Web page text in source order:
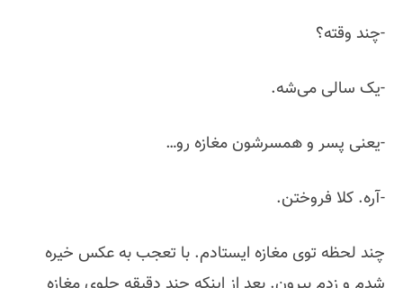
-چند وقته؟
-یک سالی می‌شه.
-یعنی پسر و همسرشون مغازه رو…
-آره. کلا فروختن.
چند لحظه توی مغازه ایستادم. با تعجب به عکس خیره